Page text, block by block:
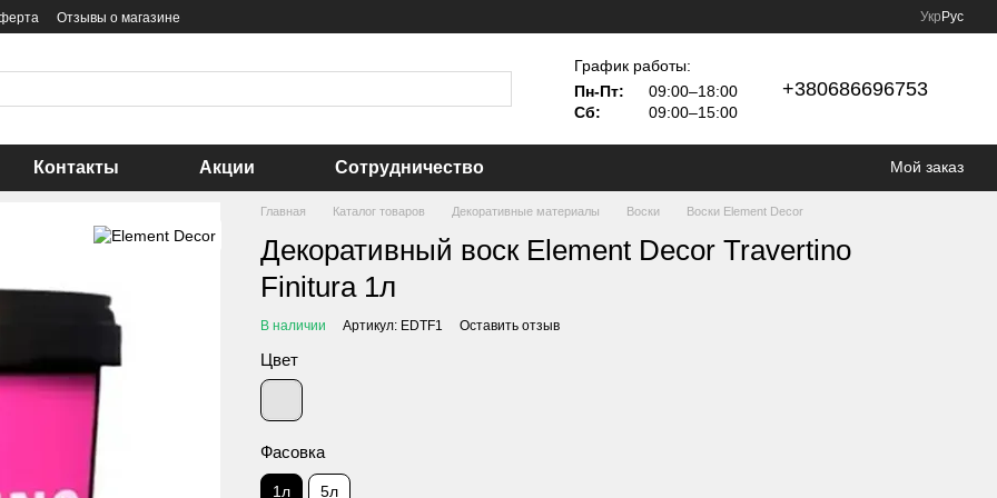
Отзывы о магазине Укр Рус
График работы:
Пн-Пт:
09:00–18:00
Сб:
09:00–15:00
+380686696753
Контакты Акции Сотрудничество Мой заказ
Главная Каталог товаров Декоративные материалы Воски Воски Element Decor
Декоративный воск Element Decor Travertino
Finitura 1л
В наличии Артикул: EDTF1 Оставить отзыв
Цвет
Фасовка
1л 5л